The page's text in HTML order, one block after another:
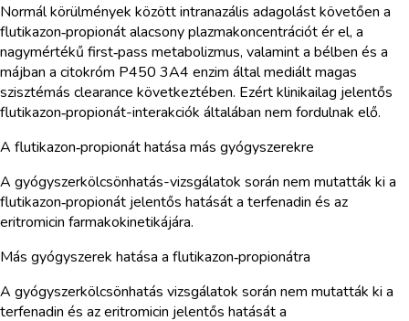
Normál körülmények között intranazális adagolást követően a
flutikazon‑propionát alacsony plazmakoncentrációt ér el, a
nagymértékű first‑pass metabolizmus, valamint a bélben és a
májban a citokróm P450 3A4 enzim által mediált magas
szisztémás clearance következtében. Ezért klinikailag jelentős
flutikazon‑propionát-interakciók általában nem fordulnak elő.
A flutikazon‑propionát hatása más gyógyszerekre
A gyógyszerkölcsönhatás-vizsgálatok során nem mutatták ki a
flutikazon‑propionát jelentős hatását a terfenadin és az
eritromicin farmakokinetikájára.
Más gyógyszerek hatása a flutikazon‑propionátra
A gyógyszerkölcsönhatás vizsgálatok során nem mutatták ki a
terfenadin és az eritromicin jelentős hatását a